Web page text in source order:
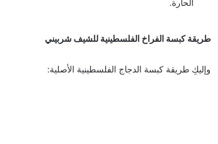
الحارة.
طريقة كبسة الفراخ الفلسطينية للشيف شربيني
وإليكِ طريقة كبسة الدجاج الفلسطينية الأصلية: